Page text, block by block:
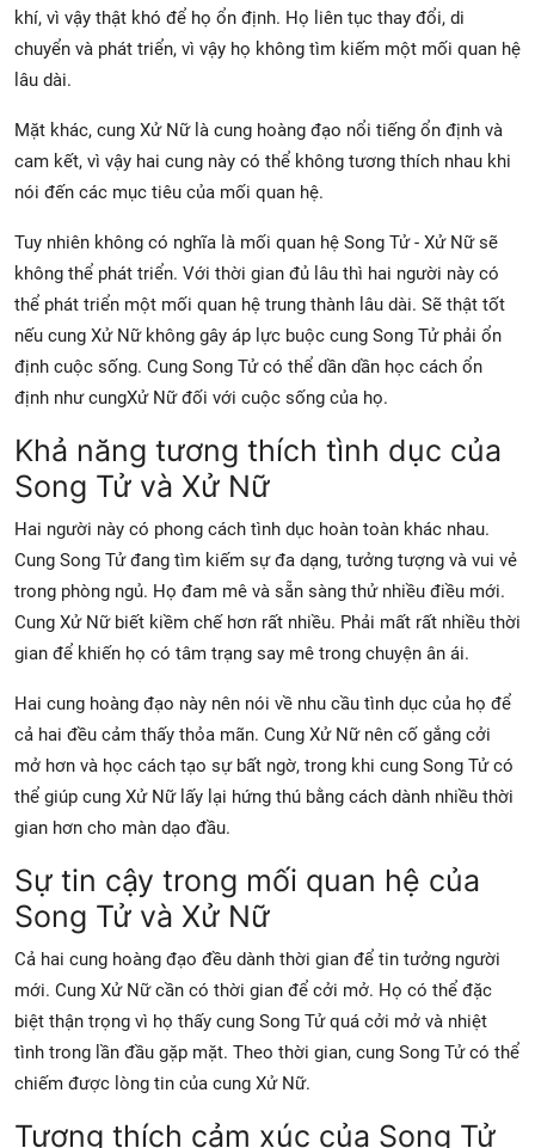
khí, vì vậy thật khó để họ ổn định. Họ liên tục thay đổi, di
chuyển và phát triển, vì vậy họ không tìm kiếm một mối quan hệ
lâu dài.
Mặt khác, cung Xử Nữ là cung hoàng đạo nổi tiếng ổn định và
cam kết, vì vậy hai cung này có thể không tương thích nhau khi
nói đến các mục tiêu của mối quan hệ.
Tuy nhiên không có nghĩa là mối quan hệ Song Tử - Xử Nữ sẽ
không thể phát triển. Với thời gian đủ lâu thì hai người này có
thể phát triển một mối quan hệ trung thành lâu dài. Sẽ thật tốt
nếu cung Xử Nữ không gây áp lực buộc cung Song Tử phải ổn
định cuộc sống. Cung Song Tử có thể dần dần học cách ổn
định như cungXử Nữ đối với cuộc sống của họ.
Khả năng tương thích tình dục của
Song Tử và Xử Nữ
Hai người này có phong cách tình dục hoàn toàn khác nhau.
Cung Song Tử đang tìm kiếm sự đa dạng, tưởng tượng và vui vẻ
trong phòng ngủ. Họ đam mê và sẵn sàng thử nhiều điều mới.
Cung Xử Nữ biết kiềm chế hơn rất nhiều. Phải mất rất nhiều thời
gian để khiến họ có tâm trạng say mê trong chuyện ân ái.
Hai cung hoàng đạo này nên nói về nhu cầu tình dục của họ để
cả hai đều cảm thấy thỏa mãn. Cung Xử Nữ nên cố gắng cởi
mở hơn và học cách tạo sự bất ngờ, trong khi cung Song Tử có
thể giúp cung Xử Nữ lấy lại hứng thú bằng cách dành nhiều thời
gian hơn cho màn dạo đầu.
Sự tin cậy trong mối quan hệ của
Song Tử và Xử Nữ
Cả hai cung hoàng đạo đều dành thời gian để tin tưởng người
mới. Cung Xử Nữ cần có thời gian để cởi mở. Họ có thể đặc
biệt thận trọng vì họ thấy cung Song Tử quá cởi mở và nhiệt
tình trong lần đầu gặp mặt. Theo thời gian, cung Song Tử có thể
chiếm được lòng tin của cung Xử Nữ.
Tương thích cảm xúc của Song Tử